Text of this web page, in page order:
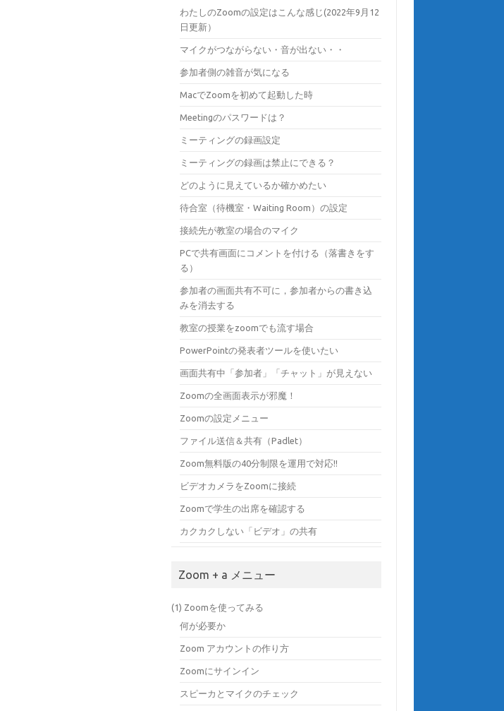
わたしのZoomの設定はこんな感じ(2022年9月12
日更新）
マイクがつながらない・音が出ない・・
参加者側の雑音が気になる
MacでZoomを初めて起動した時
Meetingのパスワードは？
ミーティングの録画設定
ミーティングの録画は禁止にできる？
どのように見えているか確かめたい
待合室（待機室・Waiting Room）の設定
接続先が教室の場合のマイク
PCで共有画面にコメントを付ける（落書きをす
る）
参加者の画面共有不可に，参加者からの書き込
みを消去する
教室の授業をzoomでも流す場合
PowerPointの発表者ツールを使いたい
画面共有中「参加者」「チャット」が見えない
Zoomの全画面表示が邪魔！
Zoomの設定メニュー
ファイル送信＆共有（Padlet）
Zoom無料版の40分制限を運用で対応!!
ビデオカメラをZoomに接続
Zoomで学生の出席を確認する
カクカクしない「ビデオ」の共有
Zoom + a メニュー
(1) Zoomを使ってみる
何が必要か
Zoom アカウントの作り方
Zoomにサインイン
スピーカとマイクのチェック